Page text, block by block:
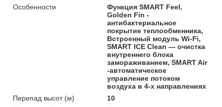
Особенности
Функция SMART Feel,
Golden Fin -
антибактериальное
покрытие теплообменника,
Встроенный модуль Wi-Fi,
SMART ICE Clean — очистка
внутреннего блока
замораживанием, SMART Air
-автоматическое
управление потоком
воздуха в 4-х направлениях
Перепад высот (м)
10